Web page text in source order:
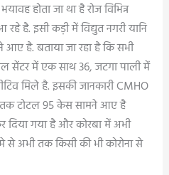
होता जा था है रोज विभिन्न
है. इसी कड़ी में विद्युत नगरी यानि
है. बताया जा रहा है कि सभी
सेंटर में एक साथ 36, जटगा पाली में
मिले है. इसकी जानकारी CMHO
तक टोटल 95 केस सामने आए है
दिया गया है और कोरबा में अभी
से अभी तक किसी की भी कोरोना से